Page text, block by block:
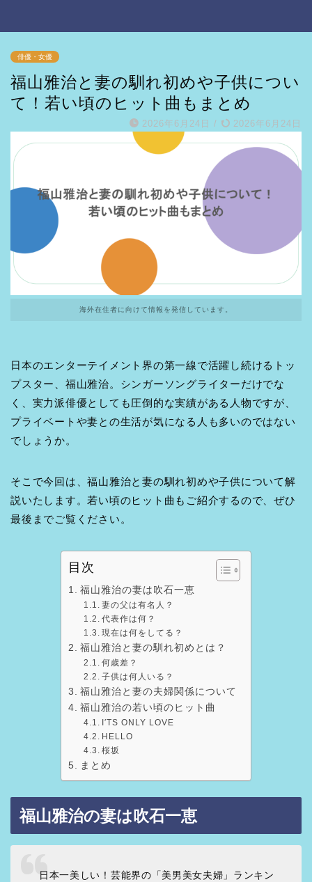
俳優・女優
福山雅治と妻の馴れ初めや子供につい
て！若い頃のヒット曲もまとめ
2026年6月24日 / 2026年6月24日
海外在住者に向けて情報を発信しています。
日本のエンターテイメント界の第一線で活躍し続けるトッ
プスター、福山雅治。シンガーソングライターだけでな
く、実力派俳優としても圧倒的な実績がある人物ですが、
プライベートや妻との生活が気になる人も多いのではない
でしょうか。
そこで今回は、福山雅治と妻の馴れ初めや子供について解
説いたします。若い頃のヒット曲もご紹介するので、ぜひ
最後までご覧ください。
目次
福山雅治の妻は吹石一恵
妻の父は有名人？
代表作は何？
現在は何をしてる？
福山雅治と妻の馴れ初めとは？
何歳差？
子供は何人いる？
福山雅治と妻の夫婦関係について
福山雅治の若い頃のヒット曲
I′TS ONLY LOVE
HELLO
桜坂
まとめ
福山雅治の妻は吹石一恵
日本一美しい！芸能界の「美男美女夫婦」ランキン